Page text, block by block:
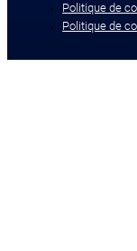
Politique de
Politique de